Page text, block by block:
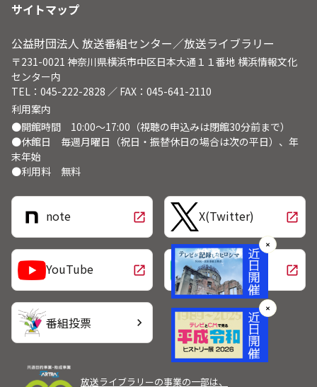
サイトマップ
公益財団法人 放送番組センター／放送ライブラリー
〒231-0021 神奈川県横浜市中区日本大通１１番地 横浜情報文化
センター内
TEL：045-222-2828 ／ FAX：045-641-2110
利用案内
●開館時間 10:00～17:00（視聴の申込みは閉館30分前まで）
●休館日 毎週月曜日（祝日・振替休日の場合は次の平日）、年
末年始
●利用料 無料
note open_in_new X(Twitter) open_in_new
YouTube open_in_new LINE open_in_new
番組投票 chevron_right
放送ライブラリーの事業の一部は、
✕
✕